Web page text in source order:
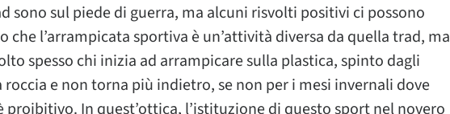
sono sul piede di guerra, ma alcuni risvolti positivi ci possono
che l’arrampicata sportiva è un’attività diversa da quella trad, ma
spesso chi inizia ad arrampicare sulla plastica, spinto dagli
roccia e non torna più indietro, se non per i mesi invernali dove
proibitivo. In quest’ottica, l’istituzione di questo sport nel novero